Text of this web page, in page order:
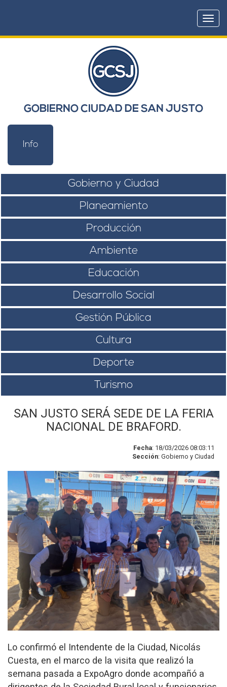
GOBIERNO CIUDAD DE SAN JUSTO
Info
Gobierno y Ciudad
Planeamiento
Producción
Ambiente
Educación
Desarrollo Social
Gestión Pública
Cultura
Deporte
Turismo
SAN JUSTO SERÁ SEDE DE LA FERIA
NACIONAL DE BRAFORD.
Fecha: 18/03/2026 08:03:11
Sección: Gobierno y Ciudad
Lo confirmó el Intendente de la Ciudad, Nicolás
Cuesta, en el marco de la visita que realizó la
semana pasada a ExpoAgro donde acompañó a